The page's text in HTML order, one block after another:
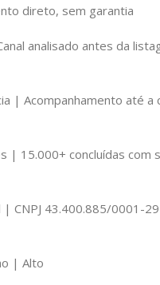
direto, sem garantia
analisado antes da
| Acompanhamento até a
| 15.000+ concluídas com
CNPJ 43.400.885/0001-
| Alto